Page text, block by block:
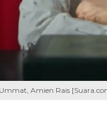
Amien Rais